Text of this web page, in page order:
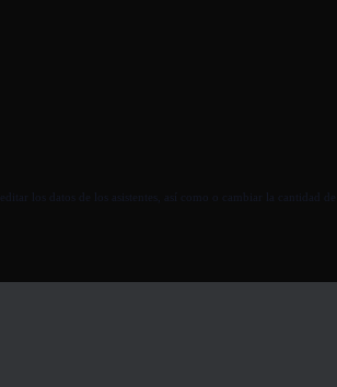
los datos de los asistentes, así como o cambiar la cantidad de